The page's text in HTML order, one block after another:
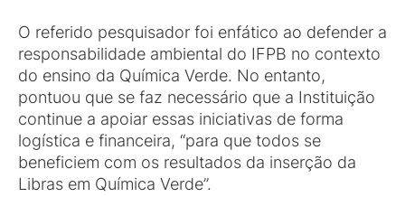
O referido pesquisador foi enfático ao defender a
responsabilidade ambiental do IFPB no contexto
do ensino da Química Verde. No entanto,
pontuou que se faz necessário que a Instituição
continue a apoiar essas iniciativas de forma
logística e financeira, “para que todos se
beneficiem com os resultados da inserção da
Libras em Química Verde”.